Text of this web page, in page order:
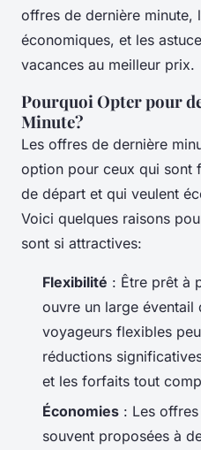
offres de dernière minute,
économiques, et les
vacances au meilleur prix.
Pourquoi Opter pour
Minute?
Les offres de dernière
option pour ceux qui sont
de départ et qui veulent
Voici quelques raisons
sont si attractives:
Flexibilité : Être prêt à
ouvre un large éventail
voyageurs flexibles
réductions
et les forfaits tout
Économies : Les
souvent proposées à